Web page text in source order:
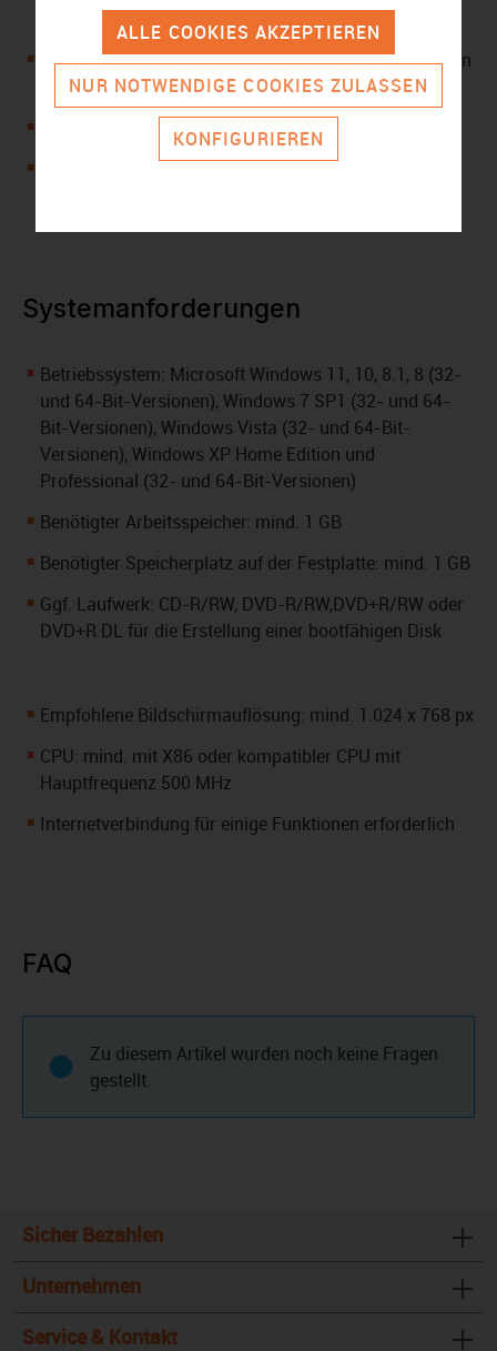
Ermöglicht die Archivierung und Wiederherstellung von
Dateien in einem Cloud-Dienst
Synchronisiert Dateien
Bietet Image-Schutz
Systemanforderungen
Betriebssystem: Microsoft Windows 11, 10, 8.1, 8 (32-
und 64-Bit-Versionen), Windows 7 SP1 (32- und 64-
Bit-Versionen), Windows Vista (32- und 64-Bit-
Versionen), Windows XP Home Edition und
Professional (32- und 64-Bit-Versionen)
Benötigter Arbeitsspeicher: mind. 1 GB
Benötigter Speicherplatz auf der Festplatte: mind. 1 GB
Ggf. Laufwerk: CD-R/RW, DVD-R/RW,DVD+R/RW oder
DVD+R DL für die Erstellung einer bootfähigen Disk
Empfohlene Bildschirmauflösung: mind. 1.024 x 768 px
CPU: mind. mit X86 oder kompatibler CPU mit
Hauptfrequenz 500 MHz
Internetverbindung für einige Funktionen erforderlich
FAQ
Zu diesem Artikel wurden noch keine Fragen
gestellt.
Sicher Bezahlen
Unternehmen
Service & Kontakt
NUR NOTWENDIGE COOKIES ZULASSEN
KONFIGURIEREN
ALLE COOKIES AKZEPTIEREN